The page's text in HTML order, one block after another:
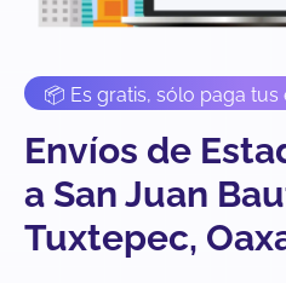
📦 Es gratis, sólo paga tus
Envíos de
a San Juan
Tuxtepec,